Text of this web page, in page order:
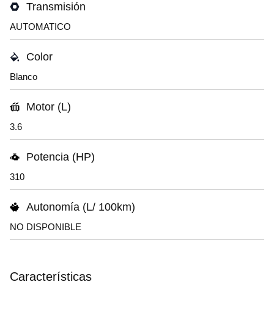
Transmisión
AUTOMATICO
Color
Blanco
Motor (L)
3.6
Potencia (HP)
310
Autonomía (L/ 100km)
NO DISPONIBLE
Características